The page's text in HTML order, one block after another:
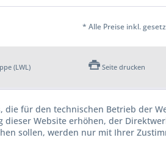
* Alle Preise inkl.
(LWL) Seite drucken
die für den technischen Betrieb der
dieser Website erhöhen, der
sollen, werden nur mit Ihrer